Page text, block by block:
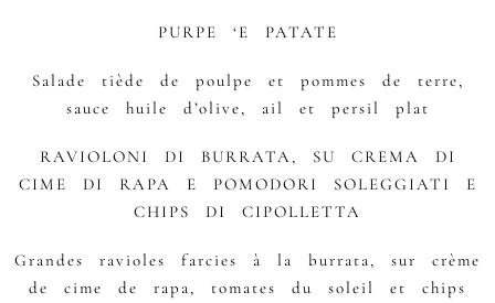
PURPE ‘E PATATE
Salade tiède de poulpe et pommes de terre,
sauce huile d’olive, ail et persil plat
RAVIOLONI DI BURRATA, SU CREMA DI
CIME DI RAPA E POMODORI SOLEGGIATI E
CHIPS DI CIPOLLETTA
Grandes ravioles farcies à la burrata, sur crème
de cime de rapa, tomates du soleil et chips